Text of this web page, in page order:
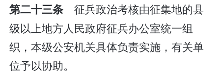
第二十三条 征兵政治考核由征集地的县
级以上地方人民政府征兵办公室统一组
织，本级公安机关具体负责实施，有关单
位予以协助。